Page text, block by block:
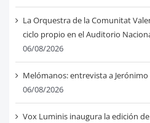
La Orquestra de la Comunitat
ciclo propio en el Auditorio
06/08/2026
Melómanos: entrevista a Jerónimo
06/08/2026
Vox Luminis inaugura la edición